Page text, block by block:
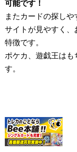
可能です！
またカードの探しや
サイトが見やすく、
特徴です。
ポケカ、遊戯王はも
す。